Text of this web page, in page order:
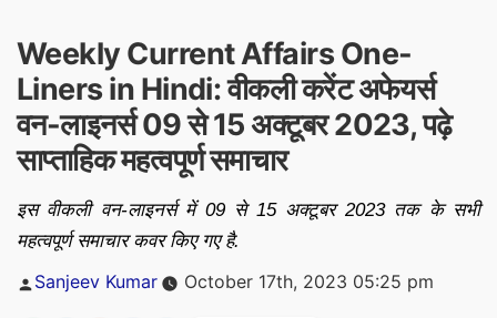
Weekly Current Affairs One-
Liners in Hindi: वीकली करेंट अफेयर्स
वन-लाइनर्स 09 से 15 अक्टूबर 2023, पढ़े
साप्ताहिक महत्वपूर्ण समाचार
इस वीकली वन-लाइनर्स में 09 से 15 अक्टूबर 2023 तक के सभी
महत्वपूर्ण समाचार कवर किए गए है.
Posted
Sanjeev Kumar October 17th, 2023 05:25 pm